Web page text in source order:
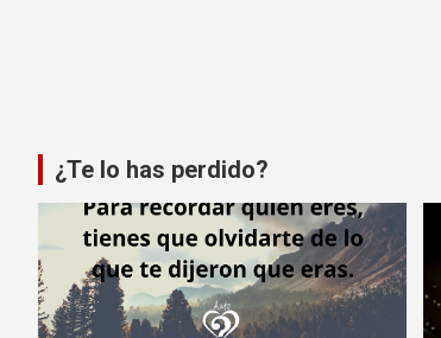
¿Te lo has perdido?